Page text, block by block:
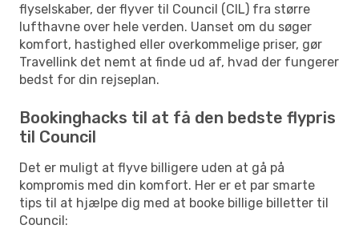
flyselskaber, der flyver til Council (CIL) fra større
lufthavne over hele verden. Uanset om du søger
komfort, hastighed eller overkommelige priser, gør
Travellink det nemt at finde ud af, hvad der fungerer
bedst for din rejseplan.
Bookinghacks til at få den bedste flypris
til Council
Det er muligt at flyve billigere uden at gå på
kompromis med din komfort. Her er et par smarte
tips til at hjælpe dig med at booke billige billetter til
Council: